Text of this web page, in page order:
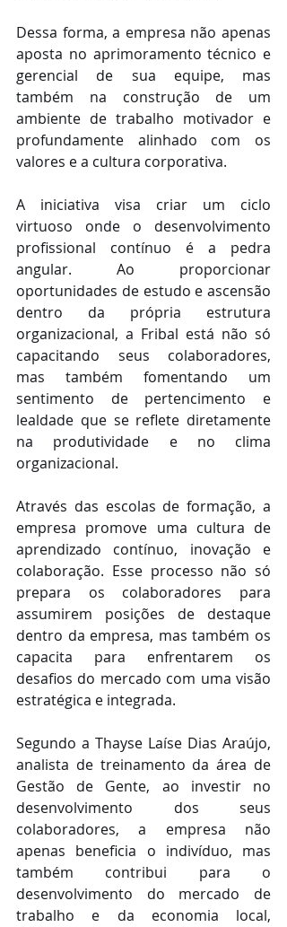
Dessa forma, a empresa não apenas
aposta no aprimoramento técnico e
gerencial de sua equipe, mas
também na construção de um
ambiente de trabalho motivador e
profundamente alinhado com os
valores e a cultura corporativa.
A iniciativa visa criar um ciclo
virtuoso onde o desenvolvimento
profissional contínuo é a pedra
angular. Ao proporcionar
oportunidades de estudo e ascensão
dentro da própria estrutura
organizacional, a Fribal está não só
capacitando seus colaboradores,
mas também fomentando um
sentimento de pertencimento e
lealdade que se reflete diretamente
na produtividade e no clima
organizacional.
Através das escolas de formação, a
empresa promove uma cultura de
aprendizado contínuo, inovação e
colaboração. Esse processo não só
prepara os colaboradores para
assumirem posições de destaque
dentro da empresa, mas também os
capacita para enfrentarem os
desafios do mercado com uma visão
estratégica e integrada.
Segundo a Thayse Laíse Dias Araújo,
analista de treinamento da área de
Gestão de Gente, ao investir no
desenvolvimento dos seus
colaboradores, a empresa não
apenas beneficia o indivíduo, mas
também contribui para o
desenvolvimento do mercado de
trabalho e da economia local,